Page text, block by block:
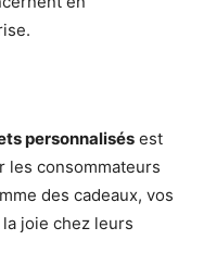
personnalisés est
les consommateurs
des cadeaux, vos
joie chez leurs